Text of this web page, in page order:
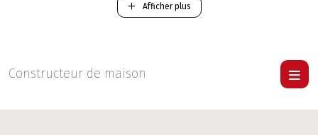
Construction d'une maison Traditionnelle RT 2012
Afficher plus
Constructeur de maison